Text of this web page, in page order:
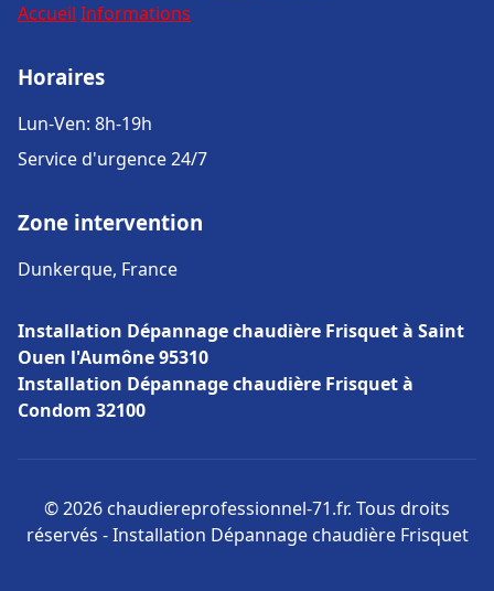
Accueil Informations
Horaires
Lun-Ven: 8h-19h
Service d'urgence 24/7
Zone intervention
Dunkerque, France
Installation Dépannage chaudière Frisquet à Saint
Ouen l'Aumône 95310
Installation Dépannage chaudière Frisquet à
Condom 32100
© 2026 chaudiereprofessionnel-71.fr. Tous droits
réservés - Installation Dépannage chaudière Frisquet